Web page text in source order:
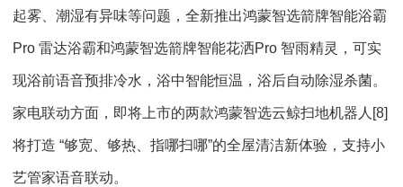
起雾、潮湿有异味等问题，全新推出鸿蒙智选箭牌智能浴霸
Pro 雷达浴霸和鸿蒙智选箭牌智能花洒Pro 智雨精灵，可实
现浴前语音预排冷水，浴中智能恒温，浴后自动除湿杀菌。
家电联动方面，即将上市的两款鸿蒙智选云鲸扫地机器人[8]
将打造 “够宽、够热、指哪扫哪”的全屋清洁新体验，支持小
艺管家语音联动。